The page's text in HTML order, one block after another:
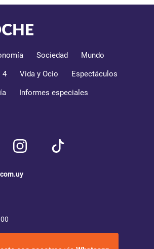
Sociedad Mundo
4 Vida y Ocio Espectáculos
Informes especiales